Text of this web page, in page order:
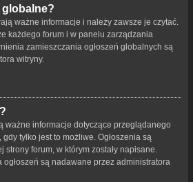
globalne?
ważne informacje i należy zawsze je czytać.
każdego forum i w panelu zarządzania
zamieszczania ogłoszeń globalnych są
witryny.
ważne informacje dotyczące przeglądanego
tylko jest to możliwe. Ogłoszenia są
forum, w którym zostały napisane.
są nadawane przez administratora